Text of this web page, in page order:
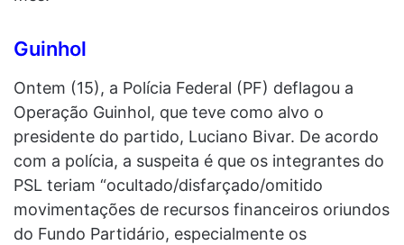
Guinhol
Ontem (15), a Polícia Federal (PF) deflagou a
Operação Guinhol, que teve como alvo o
presidente do partido, Luciano Bivar. De acordo
com a polícia, a suspeita é que os integrantes do
PSL teriam “ocultado/disfarçado/omitido
movimentações de recursos financeiros oriundos
do Fundo Partidário, especialmente os